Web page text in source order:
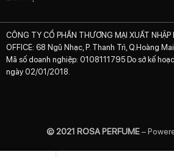
CÔNG TY CỔ PHẦN THƯƠNG MẠI XUẤT NHẬP
OFFICE: 68 Ngũ Nhạc, P. Thanh Trì, Q.Hoàng
Mã số doanh nghiệp: 0108111795 Do sở kế
ngày 02/01/2018.
© 2021 ROSA PERFUME–